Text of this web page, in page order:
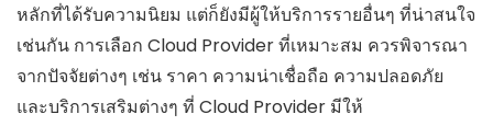
หลักที่ได้รับความนิยม แต่ก็ยังมีผู้ให้บริการรายอื่นๆ ที่น่าสนใจ
เช่นกัน การเลือก Cloud Provider ที่เหมาะสม ควรพิจารณา
จากปัจจัยต่างๆ เช่น ราคา ความน่าเชื่อถือ ความปลอดภัย
และบริการเสริมต่างๆ ที่ Cloud Provider มีให้